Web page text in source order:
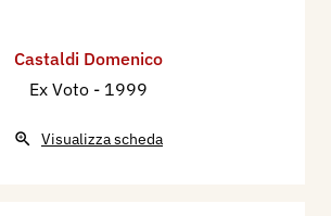
Castaldi Domenico
Ex Voto - 1999
Visualizza scheda